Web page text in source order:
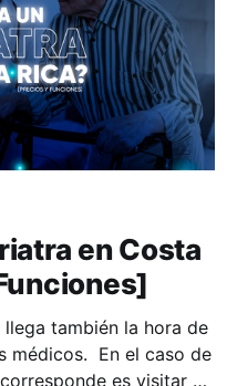
en Costa
también la hora de
el caso de
es visitar a